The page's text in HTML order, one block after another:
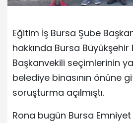
Eğitim İş Bursa Şube
hakkında Bursa Büyükşehir
Başkanvekili seçimlerinin
belediye binasının önüne
soruşturma açılmıştı.
Rona bugün Bursa